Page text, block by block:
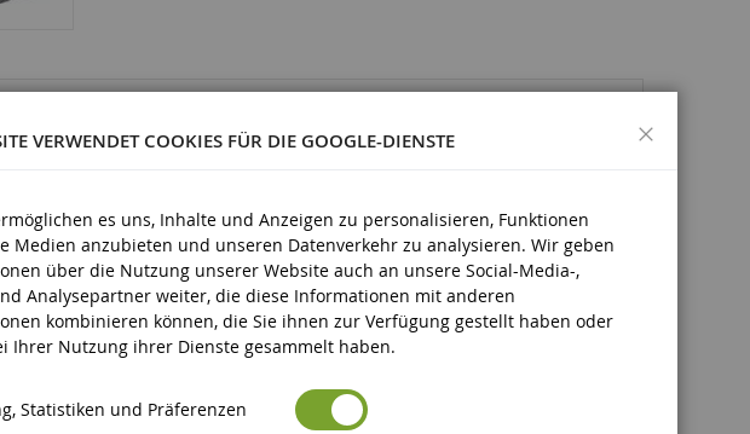
älter
VERWENDET COOKIES FÜR DIE GOOGLE-DIENSTE
es uns, Inhalte und Anzeigen zu personalisieren, Funktionen
Medien anzubieten und unseren Datenverkehr zu analysieren. Wir geben
über die Nutzung unserer Website auch an unsere Social-Media-,
Analysepartner weiter, die diese Informationen mit anderen
kombinieren können, die Sie ihnen zur Verfügung gestellt haben oder
Ihrer Nutzung ihrer Dienste gesammelt haben.
Statistiken und Präferenzen